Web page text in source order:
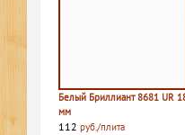
Белый Бриллиант 8681 UR
мм
112 руб./плита